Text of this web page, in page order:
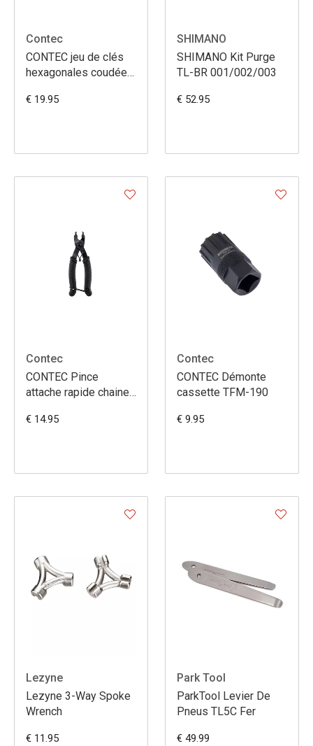
Contec
CONTEC jeu de clés
hexagonales coudées
€ 19.95
SHIMANO
SHIMANO Kit Purge
TL-BR 001/002/003
€ 52.95
Contec
CONTEC Pince
attache rapide chaine
€ 14.95
Contec
CONTEC Démonte
cassette TFM-190
€ 9.95
Lezyne
Lezyne 3-Way Spoke
Wrench
€ 11.95
Park Tool
ParkTool Levier De
Pneus TL5C Fer
€ 49.99